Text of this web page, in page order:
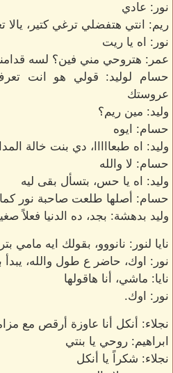
نور: عادي
ريم: انتي هتفضلي ترغي كتير، يالا
نور: اه يا ريت
عمر: هتروحي مني فين؟ لسه
حسام لوليد: قولي هو انت
عروستك
وليد: مين ريم؟
حسام: ايوه
وليد: اه طبعااااا، دي بنت خالة
حسام: لا والله
وليد: اه يا حس، بتسأل بقى ليه
حسام: أصلها طلعت صاحبة نور
وليد بدهشة: بجد، ده الدنيا فعلاً
نايا لنور: نانووو، بقولك ايه مامي
نور: اوك، حاضر ع طول والله، يبدأ
نايا: ماشي، أنا هاقولها
نور: اوك.
نجلاء: أنكل أنا عاوزة أرقص مع
ابراهيم: روحي يا بنتي
نجلاء: شكراً يا أنكل